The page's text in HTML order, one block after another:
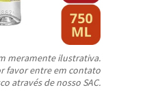
meramente ilustrativa.
favor entre em contato
através de nosso SAC.